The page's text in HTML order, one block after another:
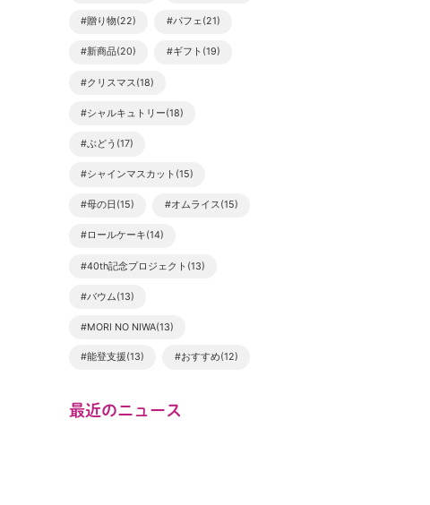
#贈り物(22) #パフェ(21)
#新商品(20) #ギフト(19)
#クリスマス(18)
#シャルキュトリー(18)
#ぶどう(17)
#シャインマスカット(15)
#母の日(15) #オムライス(15)
#ロールケーキ(14)
#40th記念プロジェクト(13)
#バウム(13)
#MORI NO NIWA(13)
#能登支援(13) #おすすめ(12)
最近のニュース